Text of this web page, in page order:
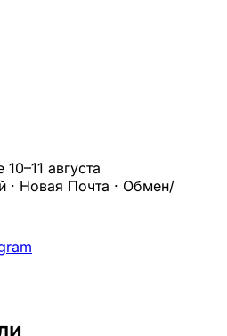
10–11 августа
· Новая Почта · Обмен/